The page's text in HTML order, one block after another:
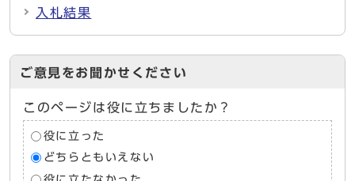
入札結果
ご意見をお聞かせください
このページは役に立ちましたか？
役に立った
どちらともいえない